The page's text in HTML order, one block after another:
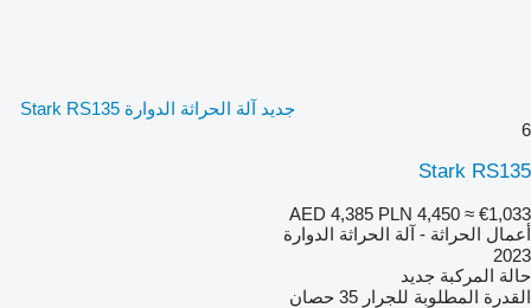
جديد آلة الحراثة الدوارة Stark RS135
6
Stark RS135
AED 4,385 PLN 4,450 ≈ €1,033
أعمال الحراثة - آلة الحراثة الدوارة
2023
حالة المركبة جديد
القدرة المطلوبة للجرار 35 حصان